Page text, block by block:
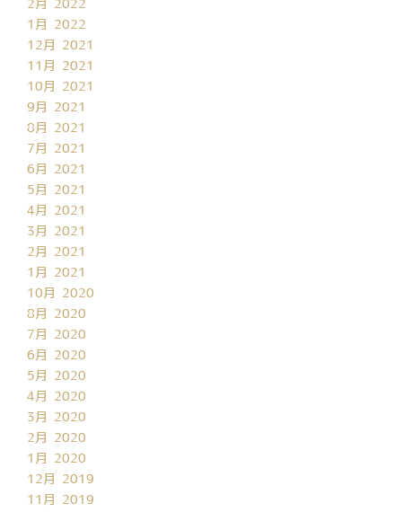
2月 2022
1月 2022
12月 2021
11月 2021
10月 2021
9月 2021
8月 2021
7月 2021
6月 2021
5月 2021
4月 2021
3月 2021
2月 2021
1月 2021
10月 2020
8月 2020
7月 2020
6月 2020
5月 2020
4月 2020
3月 2020
2月 2020
1月 2020
12月 2019
11月 2019